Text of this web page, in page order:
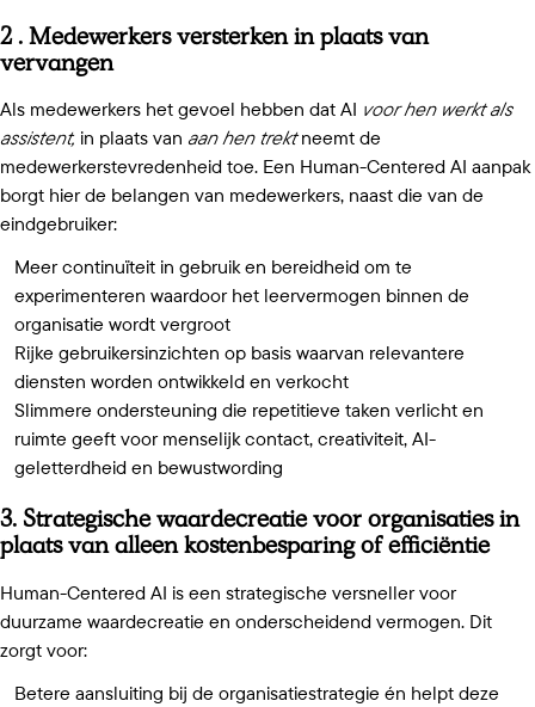
2 . Medewerkers versterken in plaats van
vervangen
Als medewerkers het gevoel hebben dat AI voor hen werkt als
assistent, in plaats van aan hen trektneemt de
medewerkerstevredenheid toe. Een Human-Centered AI aanpak
borgt hier de belangen van medewerkers, naast die van de
eindgebruiker:
Meer continuïteit in gebruik en bereidheid om te
experimenteren waardoor het leervermogen binnen de
organisatie wordt vergroot
Rijke gebruikersinzichten op basis waarvan relevantere
diensten worden ontwikkeld en verkocht
Slimmere ondersteuning die repetitieve taken verlicht en
ruimte geeft voor menselijk contact, creativiteit, AI-
geletterdheid en bewustwording
3. Strategische waardecreatie voor organisaties in
plaats van alleen kostenbesparing of efficiëntie
Human-Centered AI is een strategische versneller voor
duurzame waardecreatie en onderscheidend vermogen. Dit
zorgt voor:
Betere aansluiting bij de organisatiestrategie én helpt deze